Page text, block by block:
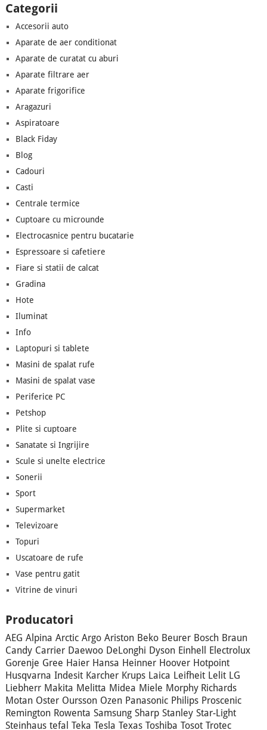
Categorii
Accesorii auto
Aparate de aer conditionat
Aparate de curatat cu aburi
Aparate filtrare aer
Aparate frigorifice
Aragazuri
Aspiratoare
Black Fiday
Blog
Cadouri
Casti
Centrale termice
Cuptoare cu microunde
Electrocasnice pentru bucatarie
Espressoare si cafetiere
Fiare si statii de calcat
Gradina
Hote
Iluminat
Info
Laptopuri si tablete
Masini de spalat rufe
Masini de spalat vase
Periferice PC
Petshop
Plite si cuptoare
Sanatate si Ingrijire
Scule si unelte electrice
Sonerii
Sport
Supermarket
Televizoare
Topuri
Uscatoare de rufe
Vase pentru gatit
Vitrine de vinuri
Producatori
AEG Alpina Arctic Argo Ariston Beko Beurer Bosch Braun
Candy Carrier Daewoo DeLonghi Dyson Einhell
Electrolux
Gorenje Gree Haier Hansa Heinner Hoover Hotpoint
Husqvarna Indesit Karcher Krups Laica Leifheit Lelit LG
Liebherr Makita Melitta Midea Miele Morphy Richards
Motan Oster Oursson Ozen Panasonic Philips Proscenic
Remington Rowenta Samsung Sharp Stanley Star-Light
Steinhaus tefal Teka Tesla Texas Toshiba Tosot Trotec